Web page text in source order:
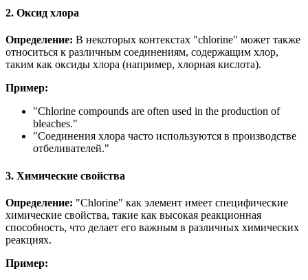
2. Оксид хлора
Определение: В некоторых контекстах "chlorine" может также
относиться к различным соединениям, содержащим хлор,
таким как оксиды хлора (например, хлорная кислота).
Пример:
"Chlorine compounds are often used in the production of
bleaches."
"Соединения хлора часто используются в производстве
отбеливателей."
3. Химические свойства
Определение: "Chlorine" как элемент имеет специфические
химические свойства, такие как высокая реакционная
способность, что делает его важным в различных химических
реакциях.
Пример: